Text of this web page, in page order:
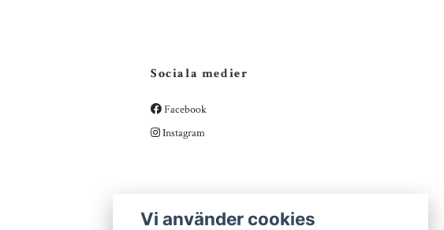
Sociala medier
Facebook
Instagram
Vi använder cookies